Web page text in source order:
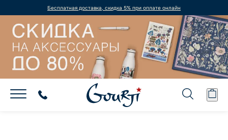
Бесплатная доставка, скидка 5% при оплате онлайн